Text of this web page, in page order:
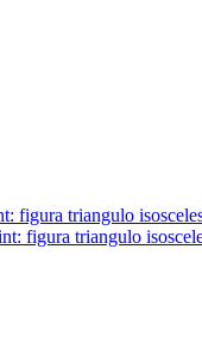
figura triangulo